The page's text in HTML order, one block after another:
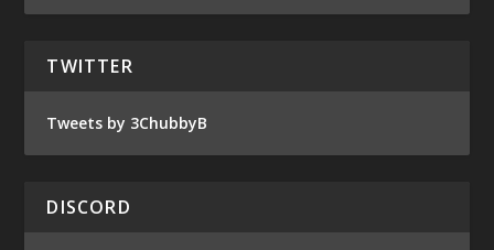
TWITTER
Tweets by 3ChubbyB
DISCORD